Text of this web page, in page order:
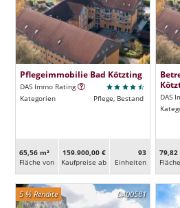
Pflegeimmobilie Bad Kötzting
DAS Immo Rating
Kategorien
Pflege, Bestand
65,56 m²
Fläche von
159.900,00 €
Kaufpreise ab
93
Ein­heiten
DAS
79,82
DA00581
5 % Rendite